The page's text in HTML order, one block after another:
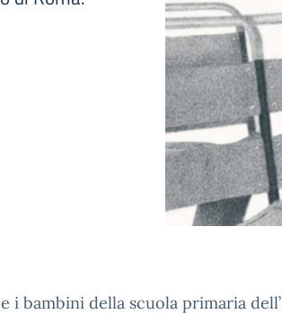
i bambini della scuola primaria